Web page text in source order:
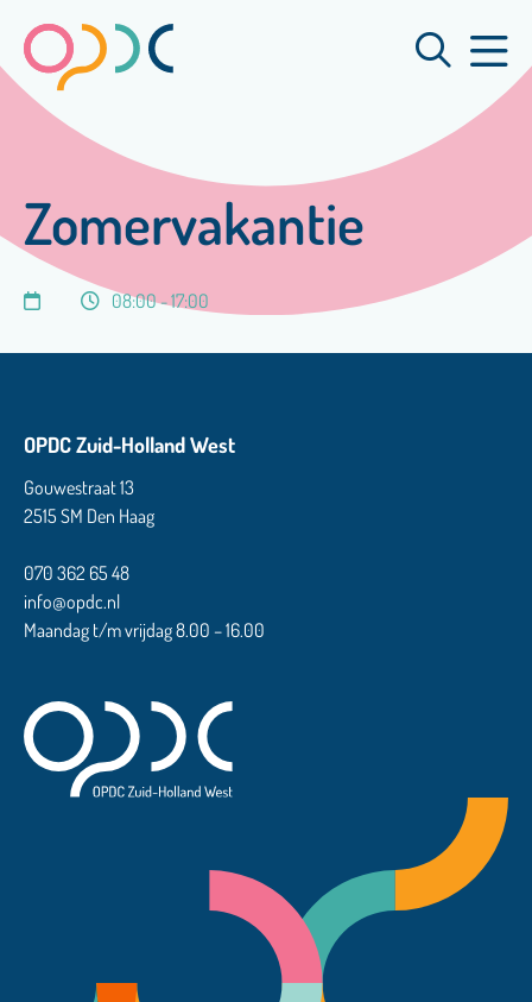
Zomervakantie
08:00 - 17:00
OPDC Zuid-Holland West
Gouwestraat 13
2515 SM Den Haag
070 362 65 48
info@opdc.nl
Maandag t/m vrijdag 8.00 – 16.00